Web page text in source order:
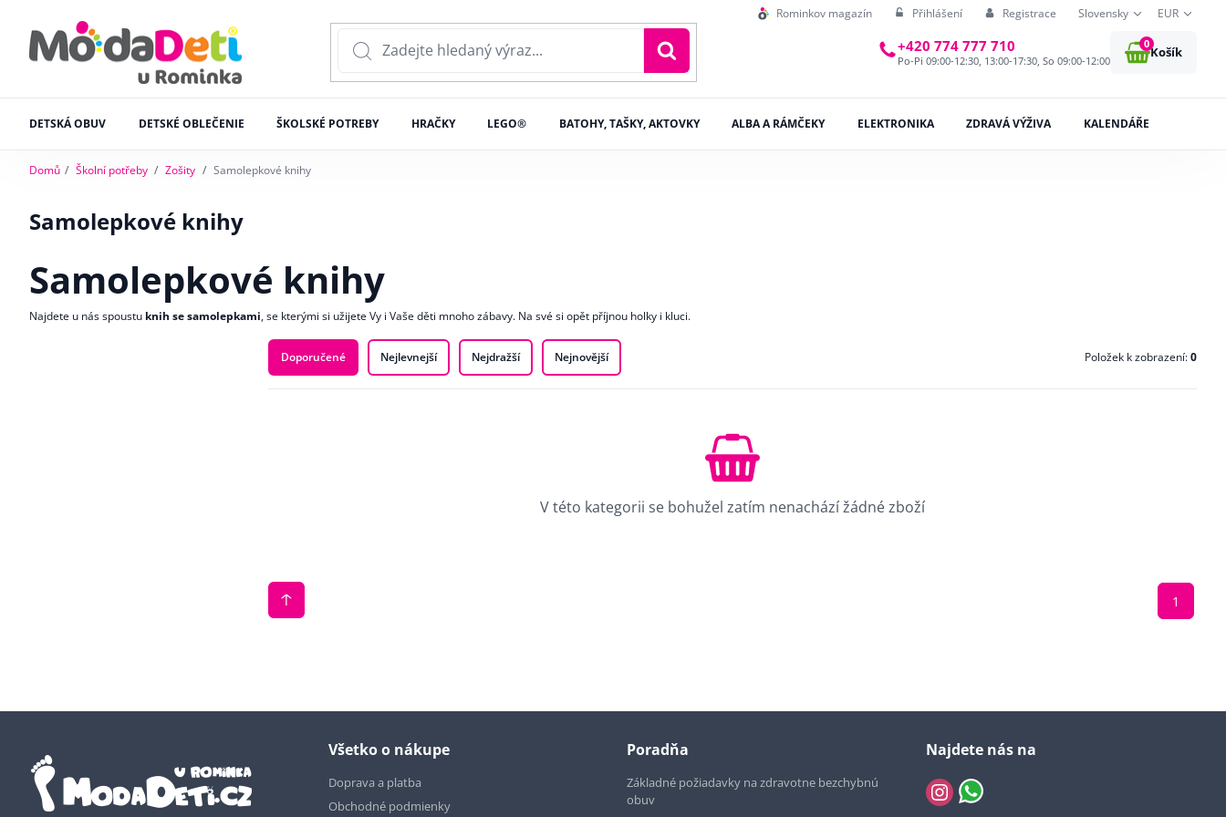
Rominkov magazín Přihlášení Registrace Slovensky EUR
+420 774 777 710
Po-Pi 09:00-12:30, 13:00-17:30, So 09:00-12:00
0
Košík
DETSKÁ OBUV DETSKÉ OBLEČENIE ŠKOLSKÉ POTREBY HRAČKY LEGO® BATOHY, TAŠKY, AKTOVKY ALBA A RÁMČEKY ELEKTRONIKA ZDRAVÁ VÝŽIVA KALENDÁŘE
Domů Školní potřeby Zošity Samolepkové knihy
Samolepkové knihy
Samolepkové knihy
Najdete u nás spoustu knih se samolepkami, se kterými si užijete Vy i Vaše děti mnoho zábavy. Na své si opět příjnou holky i kluci.
Doporučené Nejlevnejší Nejdražší Nejnovější Položek k zobrazení:0
V této kategorii se bohužel zatím nenachází žádné zboží
1
Všetko o nákupe
Doprava a platba
Obchodné podmienky
Poradňa
Základné požiadavky na zdravotne bezchybnú
obuv
Najdete nás na